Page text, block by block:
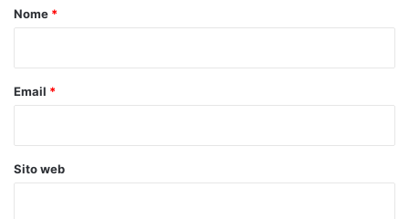
o
Nome *
Email *
Sito web